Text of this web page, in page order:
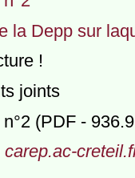
la Depp sur
!
joints
(PDF -
carep.ac-